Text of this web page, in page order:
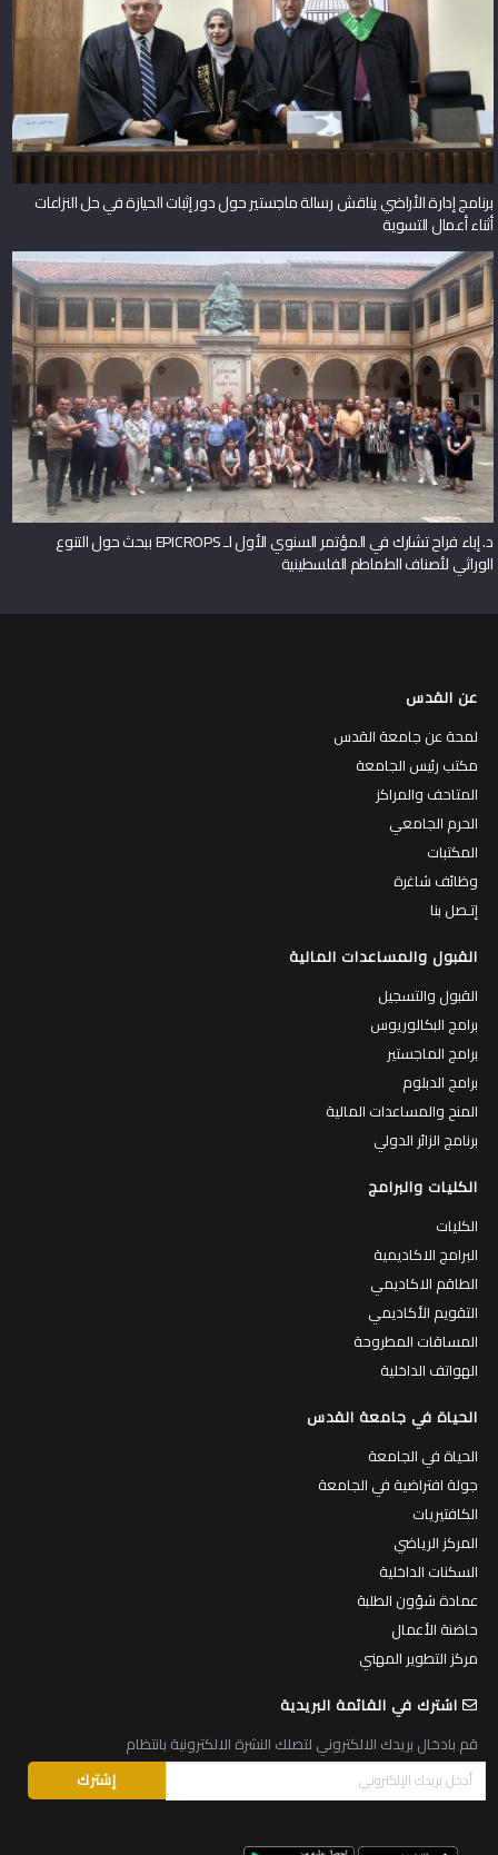
برنامج إدارة الأراضي يناقش رسالة ماجستير حول دور إثبات الحيازة في حل النزاعات
أثناء أعمال التسوية
د. إباء فراح تشارك في المؤتمر السنوي الأول لـ EPICROPS ببحث حول التنوع
الوراثي لأصناف الطماطم الفلسطينية
عن القدس
لمحة عن جامعة القدس
مكتب رئيس الجامعة
المتاحف والمراكز
الحرم الجامعي
المكتبات
وظائف شاغرة
إتـصل بنا
القبول والمساعدات المالية
القبول والتسجيل
برامج البكالوريوس
برامج الماجستير
برامج الدبلوم
المنح والمساعدات المالية
برنامج الزائر الدولي
الكليات والبرامج
الكليات
البرامج الاكاديمية
الطاقم الاكاديمي
التقويم الأكاديمي
المساقات المطروحة
الهواتف الداخلية
الحياة في جامعة القدس
الحياة في الجامعة
جولة افتراضية في الجامعة
الكافتيريات
المركز الرياضي
السكنات الداخلية
عمادة شؤون الطلبة
حاضنة الأعمال
مركز التطوير المهني
اشترك في القائمة البريدية
قم بادخال بريدك الالكتروني لتصلك النشرة الالكترونية بانتظام